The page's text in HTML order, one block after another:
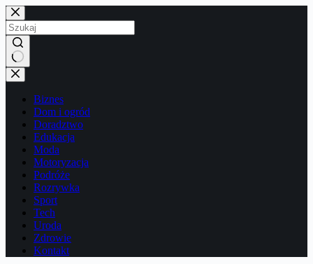
Przejdź
do
treści
Brak
wyników
Biznes
Dom i ogród
Doradztwo
Edukacja
Moda
Motoryzacja
Podróże
Rozrywka
Sport
Tech
Uroda
Zdrowie
Kontakt